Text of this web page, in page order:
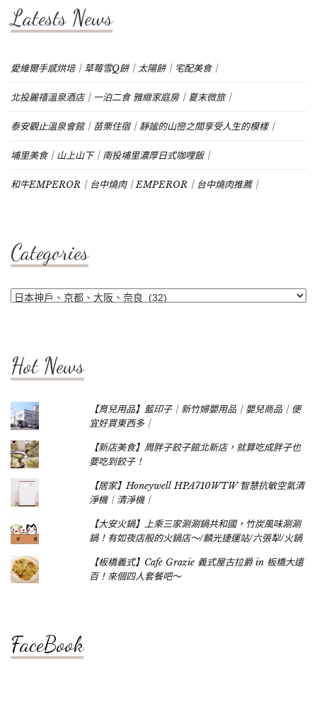
Latests News
愛維爾手感烘培｜草莓雪Q餅｜太陽餅｜宅配美食｜
北投麗禧溫泉酒店｜一泊二食 雅緻家庭房｜夏末微旅｜
泰安觀止溫泉會館｜苗栗住宿｜靜謐的山巒之間享受人生的模樣｜
埔里美食｜山上山下｜南投埔里濃厚日式咖哩飯｜
和牛EMPEROR｜台中燒肉｜EMPEROR｜台中燒肉推薦｜
Categories
Categories
Hot News
【育兒用品】藍印子｜新竹婦嬰用品｜嬰兒商品｜便
宜好買東西多｜
【新店美食】周胖子餃子館北新店，就算吃成胖子也
要吃到餃子！
【居家】Honeywell HPA710WTW 智慧抗敏空氣清
淨機｜清淨機｜
【大安火鍋】上乘三家涮涮鍋共和國，竹炭風味涮涮
鍋！有如夜店般的火鍋店～/麟光捷運站/六張犁/火鍋
【板橋義式】Cafe Grazie 義式屋古拉爵 in 板橋大遠
百！來個四人套餐吧～
FaceBook